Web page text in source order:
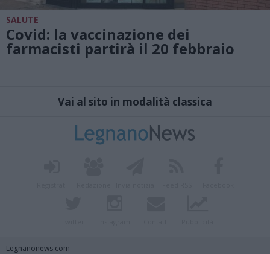
SALUTE
Covid: la vaccinazione dei
farmacisti partirà il 20 febbraio
Vai al sito in modalità classica
Legnanonews.com